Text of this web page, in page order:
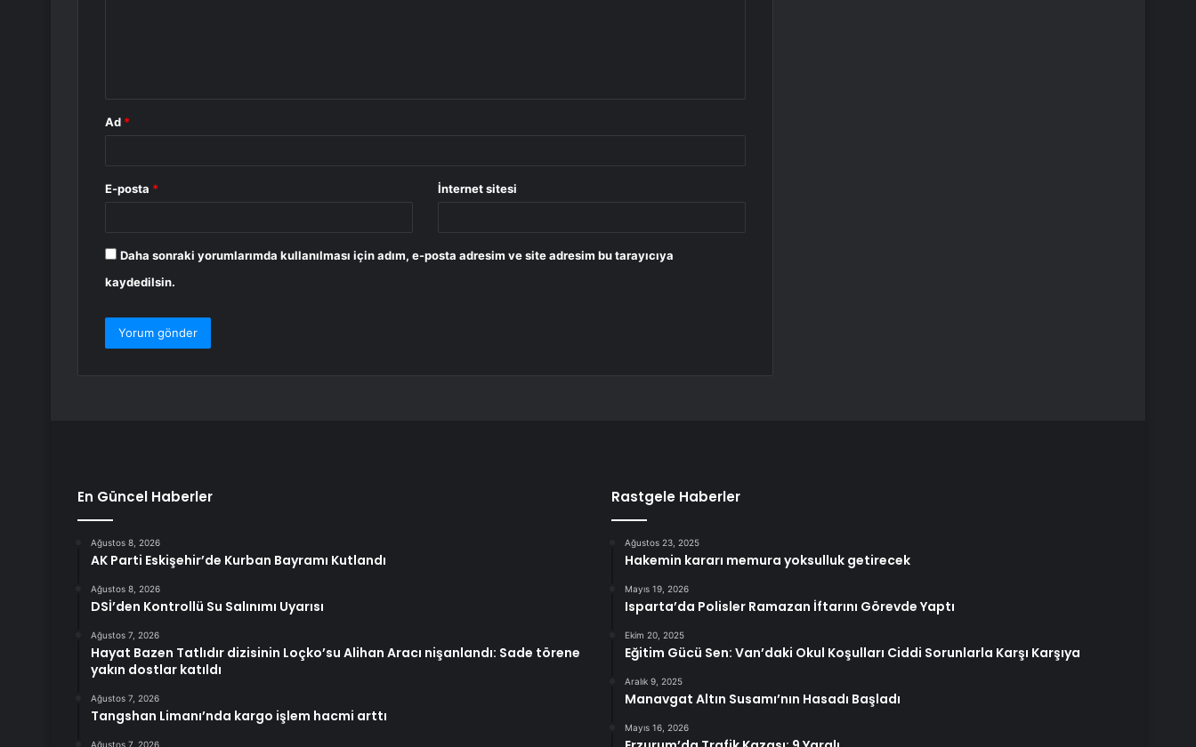
Ad *
E-posta * İnternet sitesi
Daha sonraki yorumlarımda kullanılması için adım, e-posta adresim ve site adresim bu tarayıcıya
kaydedilsin.
En Güncel Haberler
Ağustos 8, 2026
AK Parti Eskişehir’de Kurban Bayramı Kutlandı
Ağustos 8, 2026
DSİ’den Kontrollü Su Salınımı Uyarısı
Ağustos 7, 2026
Hayat Bazen Tatlıdır dizisinin Loçko’su Alihan Aracı nişanlandı: Sade törene
yakın dostlar katıldı
Ağustos 7, 2026
Tangshan Limanı’nda kargo işlem hacmi arttı
Ağustos 7, 2026
Rastgele Haberler
Ağustos 23, 2025
Hakemin kararı memura yoksulluk getirecek
Mayıs 19, 2026
Isparta’da Polisler Ramazan İftarını Görevde Yaptı
Ekim 20, 2025
Eğitim Gücü Sen: Van’daki Okul Koşulları Ciddi Sorunlarla Karşı Karşıya
Aralık 9, 2025
Manavgat Altın Susamı’nın Hasadı Başladı
Mayıs 16, 2026